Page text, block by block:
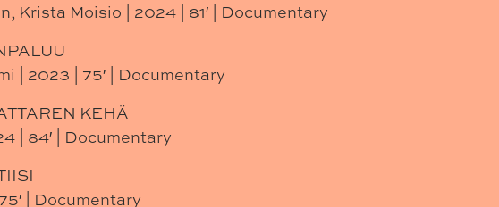
Krista Moisio | 2024 | 81′ | Documentary
| 2023 | 75′ | Documentary
KEHÄ
| 84′ | Documentary
| Documentary